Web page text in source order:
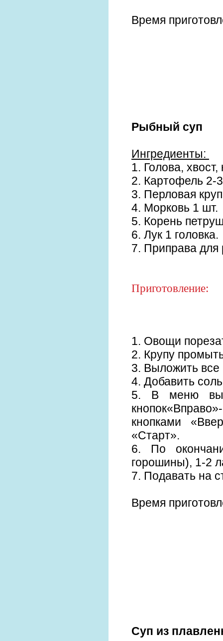
Время
Рыбный суп
Ингредиенты:
1. Голова,
2. Картофель 2-
3. Перловая
4. Морковь 1 шт.
5. Корень
6. Лук 1 головка.
7. Приправа для
Приготовление:
1. Овощи
2. Крупу
3. Выложить все
4. Добавить
5. В меню
кнопками
«Старт».
6. По
горошины), 1-2
7. Подавать на
Время
Суп из